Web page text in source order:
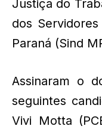
Justiça do
dos
Paraná (Sind
Assinaram o
seguintes
Vivi Motta